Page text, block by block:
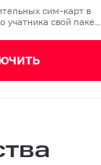
сим-карт в
учатника свой паке…